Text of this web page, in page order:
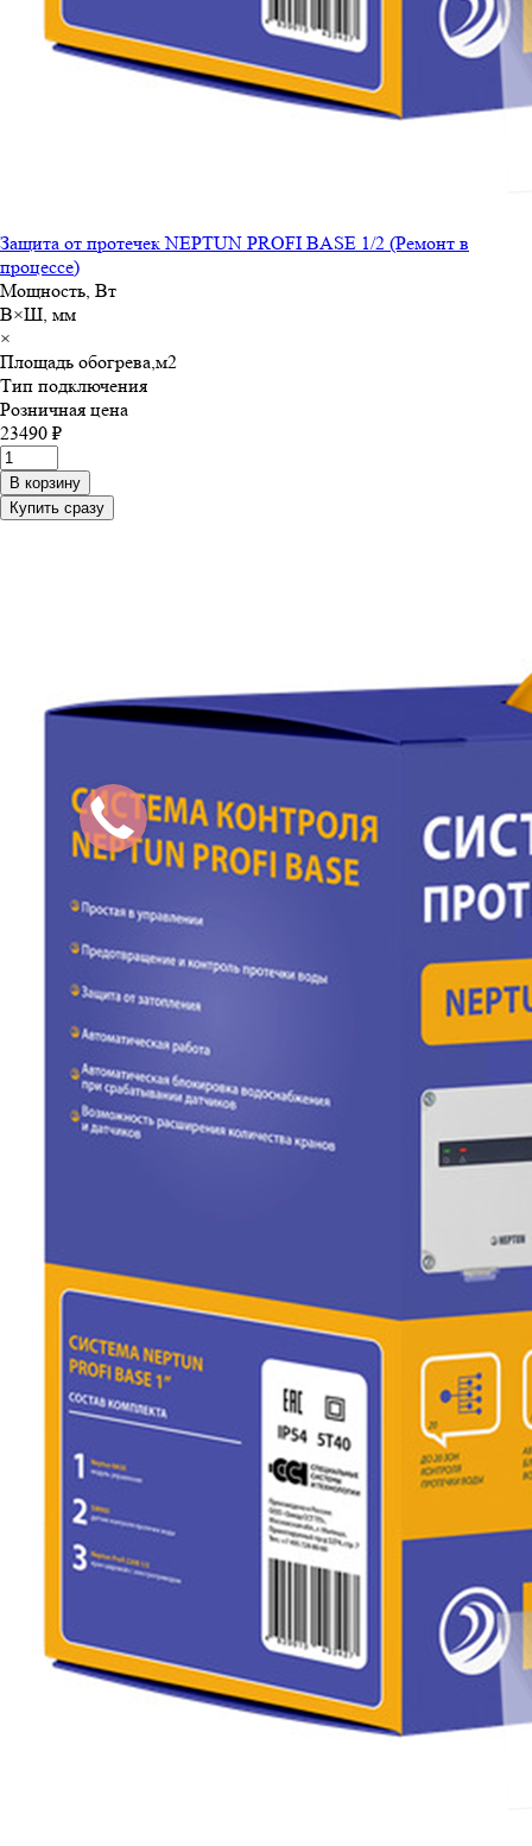
Защита от протечек NEPTUN PROFI BASE 1/2 (Ремонт в
процессе)
Мощность, Вт
В×Ш, мм
×
Площадь обогрева,м2
Тип подключения
Розничная цена
23490 ₽
В корзину
Купить сразу